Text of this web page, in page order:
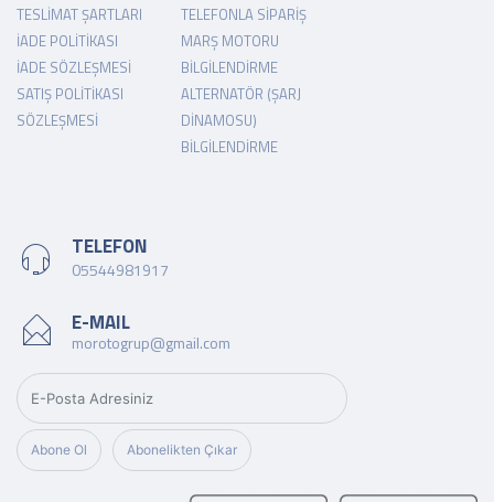
TESLIMAT ŞARTLARI
İADE POLITIKASI
İADE SÖZLEŞMESI
SATIŞ POLITIKASI
SÖZLEŞMESI
TELEFONLA SIPARIŞ
MARŞ MOTORU
BILGILENDIRME
ALTERNATÖR (ŞARJ
DINAMOSU)
BILGILENDIRME
TELEFON
05544981917
E-MAIL
morotogrup@gmail.com
Abone Ol Abonelikten Çıkar